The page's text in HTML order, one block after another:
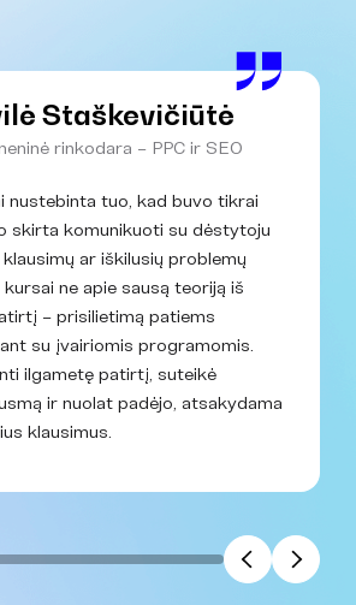
Staškevičiūtė
rinkodara – PPC ir SEO
nustebinta tuo, kad buvo tikrai
skirta komunikuoti su dėstytoju
ar iškilusių problemų
kursai ne apie sausą teoriją iš
– prisilietimą patiems
su įvairiomis programomis.
ilgametę patirtį, suteikė
ir nuolat padėjo, atsakydama
klausimus.